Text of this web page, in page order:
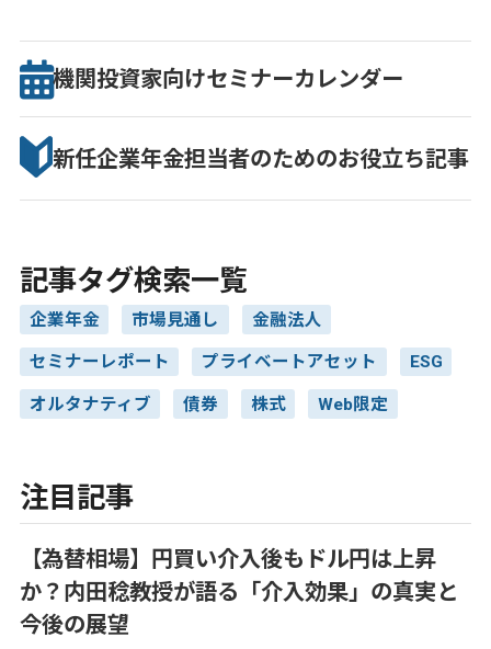
機関投資家向けセミナーカレンダー
新任企業年金担当者のためのお役立ち記事
記事タグ検索一覧
企業年金 市場見通し 金融法人
セミナーレポート プライベートアセット ESG
オルタナティブ 債券 株式 Web限定
注目記事
【為替相場】円買い介入後もドル円は上昇
か？内田稔教授が語る「介入効果」の真実と
今後の展望